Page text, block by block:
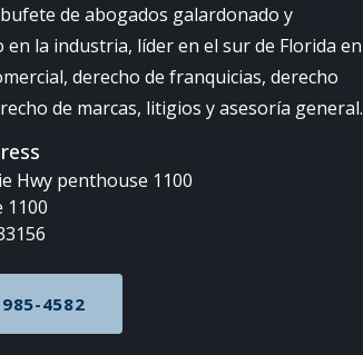
de abogados galardonado y
en la industria, líder en el sur de Florida en
derecho de franquicias, derecho
de marcas, litigios y asesoría general.
Hwy penthouse 1100
1100
CALL NOW AT
4582